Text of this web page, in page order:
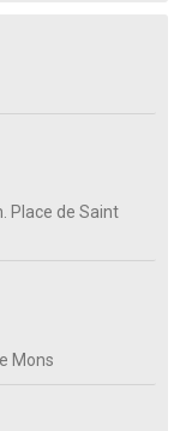
Place de Saint
Mons